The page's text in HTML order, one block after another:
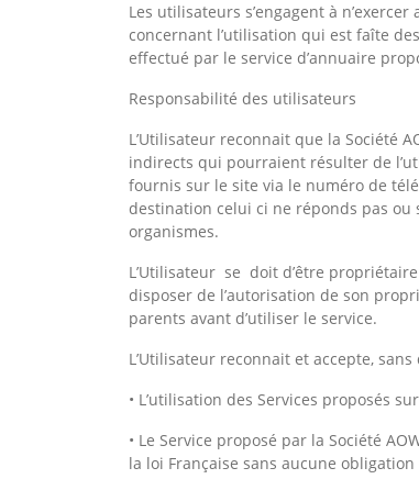
Les utilisateurs s’engagent à
concernant l’utilisation qui est faîte
effectué par le service d’annuaire
Responsabilité des utilisateurs
L’Utilisateur reconnait que la Société
indirects qui pourraient résulter de
fournis sur le site via le numéro de
destination celui ci ne réponds pas
organismes.
L’Utilisateur se doit d’être
disposer de l’autorisation de son
parents avant d’utiliser le service.
L’Utilisateur reconnait et accepte,
• L’utilisation des Services proposés
• Le Service proposé par la Société
la loi Française sans aucune